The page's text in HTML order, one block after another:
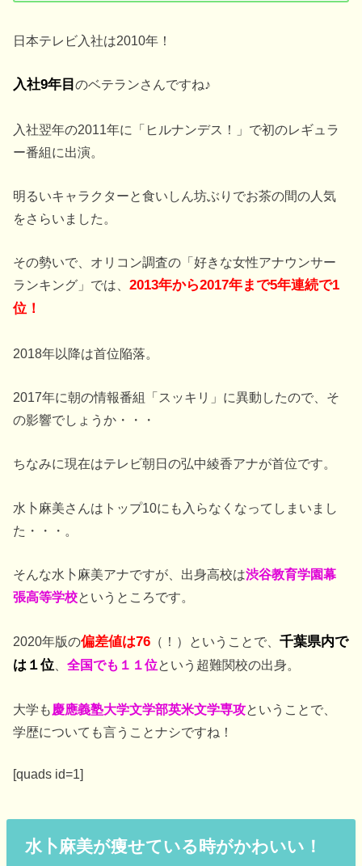
日本テレビ入社は2010年！
入社9年目のベテランさんですね♪
入社翌年の2011年に「ヒルナンデス！」で初のレギュラ
ー番組に出演。
明るいキャラクターと食いしん坊ぶりでお茶の間の人気
をさらいました。
その勢いで、オリコン調査の「好きな女性アナウンサー
ランキング」では、2013年から2017年まで5年連続で1
位！
2018年以降は首位陥落。
2017年に朝の情報番組「スッキリ」に異動したので、そ
の影響でしょうか・・・
ちなみに現在はテレビ朝日の弘中綾香アナが首位です。
水卜麻美さんはトップ10にも入らなくなってしまいまし
た・・・。
そんな水卜麻美アナですが、出身高校は渋谷教育学園幕
張高等学校というところです。
2020年版の偏差値は76 （！）ということで、千葉県内で
は１位 、全国でも１１位という超難関校の出身。
大学も 慶應義塾大学文学部英米文学専攻ということで、
学歴についても言うことナシですね！
[quads id=1]
水卜麻美が痩せている時がかわいい！